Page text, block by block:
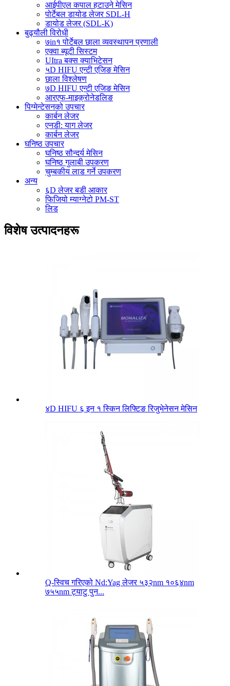
आईपीएल कपाल हटाउने मेसिन
पोर्टेबल डायोड लेजर SDL-H
डायोड लेजर (SDL-K)
बुढ्यौली विरोधी
७in१ पोर्टेबल छाला व्यवस्थापन प्रणाली
एक्वा ब्यूटी सिस्टम
UItra बक्स क्याभिटेसन
५D HIFU एन्टी एजिङ मेसिन
छाला विश्लेषण
७D HIFU एन्टी एजिङ मेसिन
आरएफ-माइक्रोनेडलिङ
पिग्मेन्टेसनको उपचार
कार्बन लेजर
एनडी: याग लेजर
कार्बन लेजर
घनिष्ठ उपचार
घनिष्ठ सौन्दर्य मेसिन
घनिष्ठ गुलाबी उपकरण
चुम्बकीय लाड गर्ने उपकरण
अन्य
६D लेजर बडी आकार
फिजियो म्याग्नेटो PM-ST
लिड
विशेष उत्पादनहरू
४D HIFU ६ इन १ स्किन लिफ्टिङ रिजुभेनेसन मेसिन
Q-स्विच गरिएको Nd:Yag लेजर ५३२nm १०६४nm
७५५nm ट्याटु पुन...